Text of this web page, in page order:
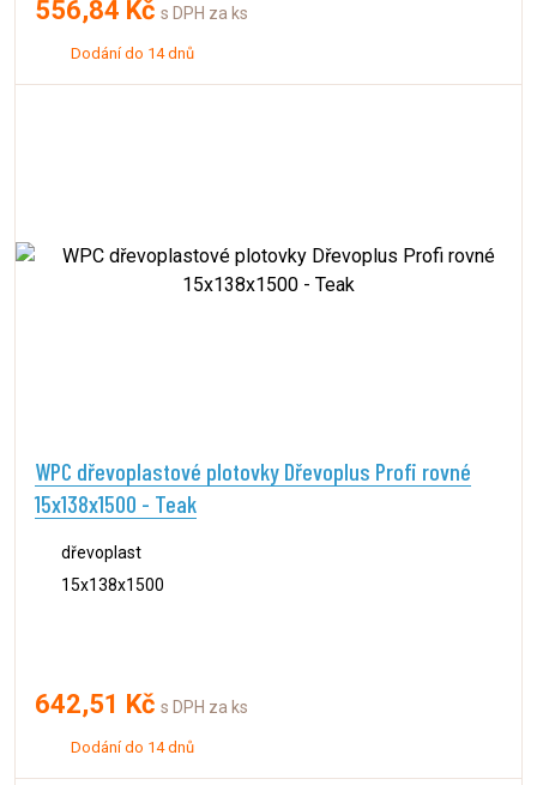
556,84 Kč s DPH za ks
Dodání do 14 dnů
WPC dřevoplastové plotovky Dřevoplus Profi rovné
15x138x1500 - Teak
dřevoplast
15x138x1500
642,51 Kč s DPH za ks
Dodání do 14 dnů